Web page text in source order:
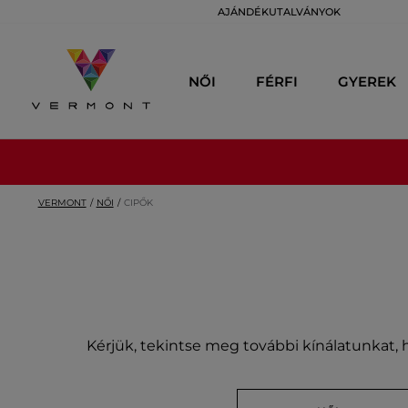
AJÁNDÉKUTALVÁNYOK
NŐI FÉRFI GYEREK
VERMONT NŐI CIPŐK
Kérjük, tekintse meg további kínálatunkat,